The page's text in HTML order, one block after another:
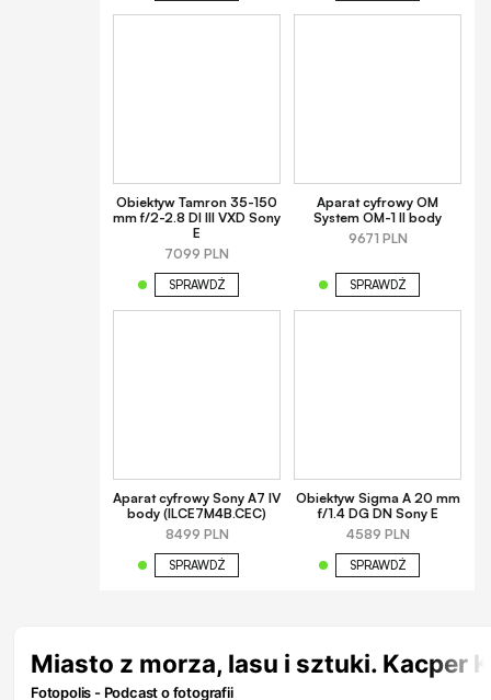
Obiektyw Tamron 35-150
mm f/2-2.8 DI III VXD Sony
E
7099 PLN
SPRAWDŹ
Aparat cyfrowy OM
System OM-1 II body
9671 PLN
SPRAWDŹ
Aparat cyfrowy Sony A7 IV
body (ILCE7M4B.CEC)
8499 PLN
SPRAWDŹ
Obiektyw Sigma A 20 mm
f/1.4 DG DN Sony E
4589 PLN
SPRAWDŹ